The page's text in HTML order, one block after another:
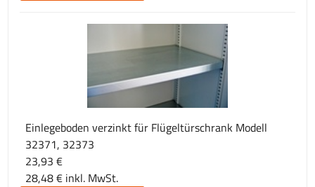
Einlegeboden verzinkt für Flügeltürschrank Modell
32371, 32373
23,93 €
28,48 € inkl. MwSt.